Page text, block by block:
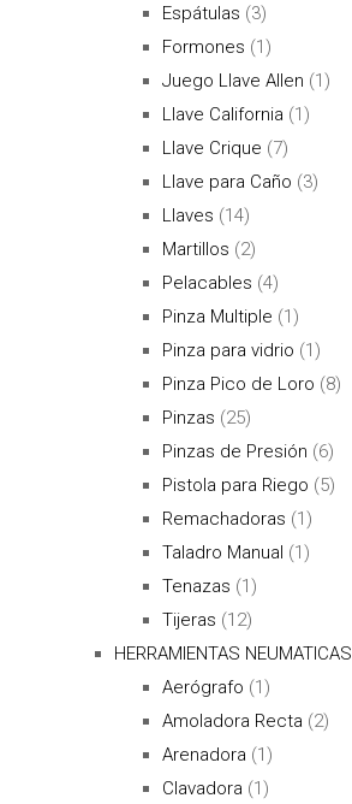
Espátulas (3)
Formones (1)
Juego Llave Allen (1)
Llave California (1)
Llave Crique (7)
Llave para Caño (3)
Llaves (14)
Martillos (2)
Pelacables (4)
Pinza Multiple (1)
Pinza para vidrio (1)
Pinza Pico de Loro (8)
Pinzas (25)
Pinzas de Presión (6)
Pistola para Riego (5)
Remachadoras (1)
Taladro Manual (1)
Tenazas (1)
Tijeras (12)
HERRAMIENTAS NEUMATICAS
Aerógrafo (1)
Amoladora Recta (2)
Arenadora (1)
Clavadora (1)